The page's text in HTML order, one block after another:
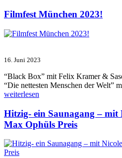
Filmfest München 2023!
16. Juni 2023
“Black Box” mit Felix Kramer &
“Die nettesten Menschen der Welt”
weiterlesen
Hitzig- ein Saunagang – mit
Max Ophüls Preis